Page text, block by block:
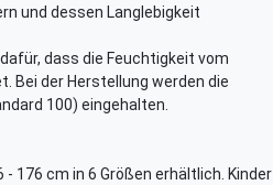
und dessen Langlebigkeit
dass die Feuchtigkeit vom
Bei der Herstellung werden die
100) eingehalten.
176 cm in 6 Größen erhältlich. Kinder